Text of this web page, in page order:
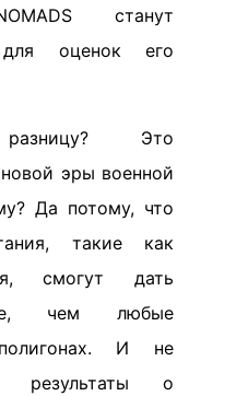
станут
оценок его
разницу? Это
эры военной
Да потому, что
такие как
смогут дать
чем любые
И не
результаты о